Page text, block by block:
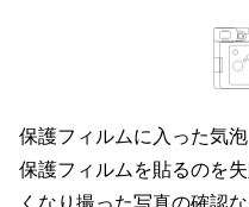
保護フィルムに入った気泡
保護フィルムを貼るのを
くなり撮った写真の確認